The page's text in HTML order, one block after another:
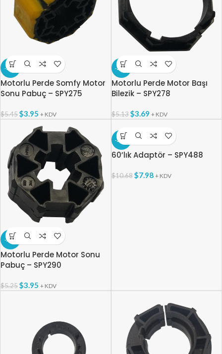
-28%
Motorlu Perde Somfy Motor
Sonu Pabuç – SPY275
$5.45$3.95 + KDV
-28%
Motorlu Perde Motor Başı
Bilezik – SPY278
$5.13 $3.69 + KDV
-25%
Motorlu Perde Motor Sonu
Pabuç – SPY290
$5.25$3.95 + KDV
-25%
60’lık Adaptör – SPY488
$10.68 $7.98 + KDV